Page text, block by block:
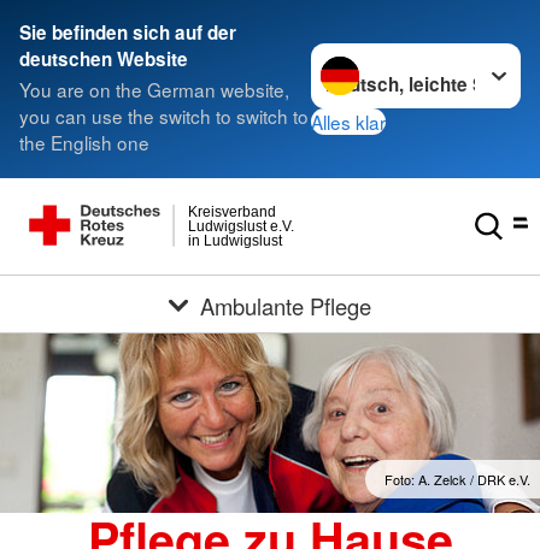
Sie befinden sich auf der
deutschen Website
You are on the German website,
you can use the switch to switch to
the English one
Sprache wechseln zu
Alles klar
in Ludwigslust
Ludwigslust e.V.
Kreisverband
Ambulante Pflege
Foto: A. Zelck / DRK e.V.